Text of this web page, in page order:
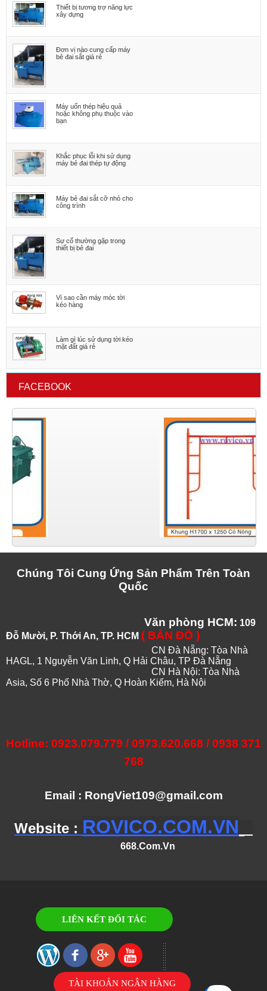
Thiết bị tương trợ năng lực
xây dựng
Đơn vị nào cung cấp máy
bẻ đai sắt giá rẻ
Máy uốn thép hiệu quả
hoặc không phụ thuộc vào
bạn
Khắc phục lỗi khi sử dụng
máy bẻ đai thép tự động
Máy bẻ đai sắt cỡ nhỏ cho
công trình
Sự cố thường gặp trong
thiết bị bẻ đai
Vì sao cần máy móc tời
kéo hàng
Làm gì lúc sử dụng tời kéo
mặt đất giá rẻ
FACEBOOK
Chúng Tôi Cung Ứng Sản Phẩm Trên Toàn
Quốc
Văn phòng HCM: 109
Đỗ Mười, P. Thới An, TP. HCM ( BẢN ĐỒ )
CN Đà Nẵng: Tòa Nhà
HAGL, 1 Nguyễn Văn Linh, Q Hải Châu, TP Đà Nẵng
CN Hà Nội: Tòa Nhà
Asia, Số 6 Phố Nhà Thờ, Q Hoàn Kiếm, Hà Nội
Hotline: 0923.079.779 / 0973.620.668 / 0938 371
768
Email : RongViet109@gmail.com
Website : ROVICO.COM.VN
668.Com.Vn
LIÊN KẾT ĐỐI TÁC
TÀI KHOẢN NGÂN HÀNG